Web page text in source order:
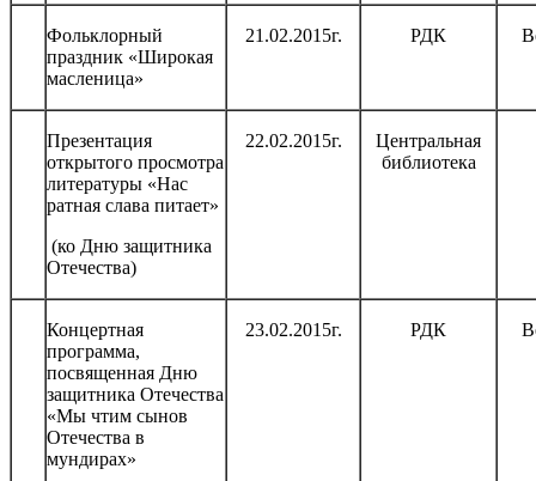
Фольклорный
праздник «Широкая
масленица»
21.02.2015г. РДК
Презентация
открытого просмотра
литературы «Нас
ратная слава питает»
(ко Дню защитника
Отечества)
22.02.2015г.
Центральная
библиотека
Концертная
программа,
посвященная Дню
защитника Отечества
«Мы чтим сынов
Отечества в
мундирах»
23.02.2015г. РДК